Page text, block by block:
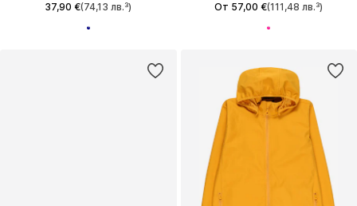
37,90 €(74,13 лв.³) От 57,00 €(111,48 лв.³)